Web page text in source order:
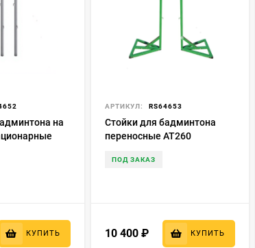
на
КУПИТЬ
АРТИКУЛ: RS64653
Стойки для бадминтона
переносные АТ260
ПОД ЗАКАЗ
10 400 ₽ КУПИТЬ